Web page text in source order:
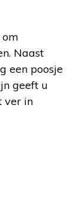
Naast
een poosje
geeft u
ver in